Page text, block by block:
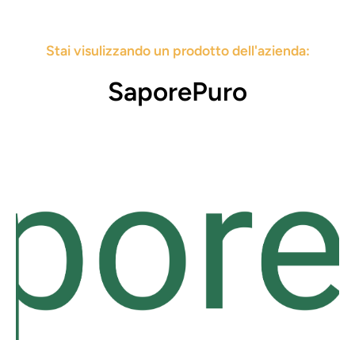
Stai visulizzando un prodotto dell'azienda:
SaporePuro